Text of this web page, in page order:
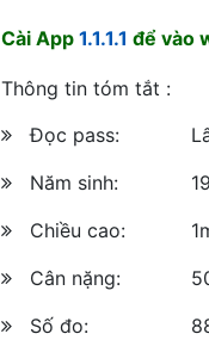
Cài App 1.1.1.1 để vào
Thông tin tóm tắt :
Đọc pass:
Năm sinh:
Chiều cao:
Cân nặng:
Số đo: